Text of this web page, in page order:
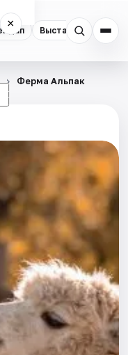
Выставки
×
☾
Ферма Альпак